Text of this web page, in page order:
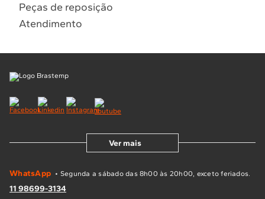
Peças de reposição
Atendimento
Ver mais
WhatsApp • Segunda a sábado das 8h00 às 20h00, exceto feriados.
11 98699-3134